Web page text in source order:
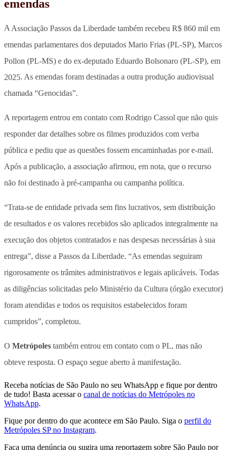
emendas
AAssociação Passos da Liberdade também recebeu R$ 860 mil em
emendas parlamentares dos deputados Mario Frias (PL-SP), Marcos
Pollon (PL-MS) e do ex-deputado Eduardo Bolsonaro (PL-SP), em
2025. As emendas foram destinadas a outra produção audiovisual
chamada “Genocidas”.
A reportagem entrou em contato com Rodrigo Cassol que não quis
responder dar detalhes sobre os filmes produzidos com verba
pública e pediu que as questões fossem encaminhadas por e-mail.
Após a publicação, a associação afirmou, em nota, que o recurso
não foi destinado à pré-campanha ou campanha política.
“Trata-se de entidade privada sem fins lucrativos, sem distribuição
de resultados e os valores recebidos são aplicados integralmente na
execução dos objetos contratados e nas despesas necessárias à sua
entrega”, disse a Passos da Liberdade. “As emendas seguiram
rigorosamente os trâmites administrativos e legais aplicáveis. Todas
as diligências solicitadas pelo Ministério da Cultura (órgão executor)
foram atendidas e todos os requisitos estabelecidos foram
cumpridos”, completou.
O Metrópoles também entrou em contato com o PL, mas não
obteve resposta. O espaço segue aberto à manifestação.
Receba notícias de São Paulo no seu WhatsApp e fique por dentro
de tudo! Basta acessar o canal de notícias do Metrópoles no
WhatsApp.
Fique por dentro do que acontece em São Paulo. Siga o perfil do
Metrópoles SP no Instagram.
Faça uma denúncia ou sugira uma reportagem sobre São Paulo por